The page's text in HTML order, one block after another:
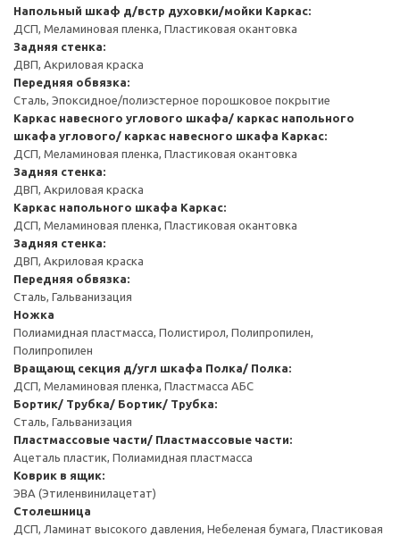
Напольный шкаф д/встр духовки/мойки Каркас:
ДСП, Меламиновая пленка, Пластиковая окантовка
Задняя стенка:
ДВП, Акриловая краска
Передняя обвязка:
Сталь, Эпоксидное/полиэстерное порошковое покрытие
Каркас навесного углового шкафа/ каркас напольного
шкафа углового/ каркас навесного шкафа Каркас:
ДСП, Меламиновая пленка, Пластиковая окантовка
Задняя стенка:
ДВП, Акриловая краска
Каркас напольного шкафа Каркас:
ДСП, Меламиновая пленка, Пластиковая окантовка
Задняя стенка:
ДВП, Акриловая краска
Передняя обвязка:
Сталь, Гальванизация
Ножка
Полиамидная пластмасса, Полистирол, Полипропилен,
Полипропилен
Вращающ секция д/угл шкафа Полка/ Полка:
ДСП, Меламиновая пленка, Пластмасса АБС
Бортик/ Трубка/ Бортик/ Трубка:
Сталь, Гальванизация
Пластмассовые части/ Пластмассовые части:
Ацеталь пластик, Полиамидная пластмасса
Коврик в ящик:
ЭВА (Этиленвинилацетат)
Столешница
ДСП, Ламинат высокого давления, Небеленая бумага, Пластиковая